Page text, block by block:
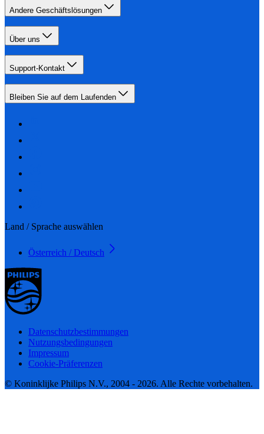
Andere Geschäftslösungen
Über uns
Support-Kontakt
Bleiben Sie auf dem Laufenden
Land / Sprache auswählen
Österreich / Deutsch
Datenschutzbestimmungen
Nutzungsbedingungen
Impressum
Cookie-Präferenzen
© Koninklijke Philips N.V., 2004 - 2026. Alle Rechte vorbehalten.